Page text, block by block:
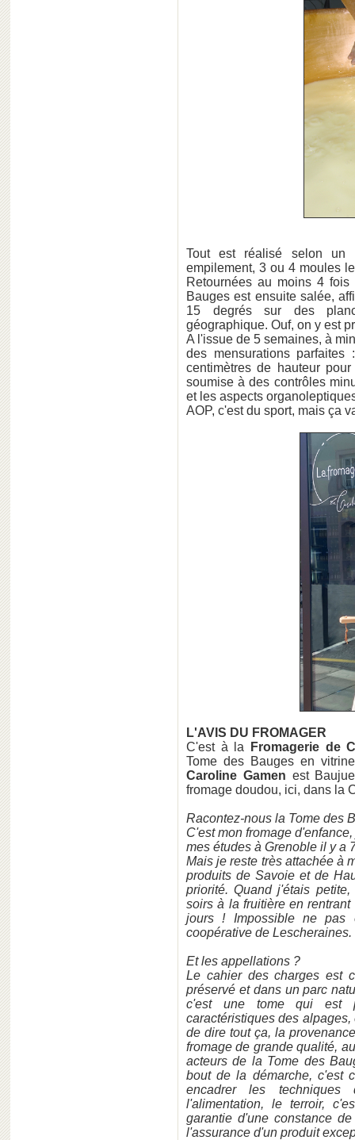
Tout est réalisé selon un
empilement, 3 ou 4 moules
Retournées au moins 4
Bauges est ensuite salée,
15 degrés sur des
géographique. Ouf, on y est
A l'issue de 5 semaines, à
des mensurations
centimètres de hauteur
soumise à des contrôles
et les aspects
AOP, c'est du sport, mais ça
L'AVIS DU FROMAGER
C'est à la
Fromagerie de
Tome des Bauges en
Caroline Gamen est
fromage doudou, ici, dans la
Racontez-nous la Tome des
C'est mon fromage
mes études à Grenoble il y a
Mais je reste très attachée à
produits de Savoie et de
priorité. Quand j'étais
soirs à la fruitière en
jours ! Impossible ne
coopérative de Lescheraines.
Et les appellations ?
Le cahier des charges est
préservé et dans un parc
c'est une tome qui est
caractéristiques des
de dire tout ça, la
fromage de grande qualité,
acteurs de la Tome des
bout de la démarche, c'est
encadrer les
l'alimentation, le terroir,
garantie d'une constance
l'assurance d'un produit